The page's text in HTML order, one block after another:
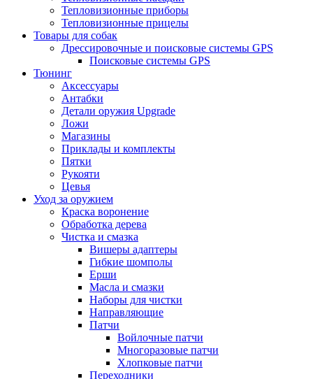
Тепловизионные приборы
Тепловизионные прицелы
Товары для собак
Дрессировочные и поисковые системы GPS
Поисковые системы GPS
Тюнинг
Аксессуары
Антабки
Детали оружия Upgrade
Ложи
Магазины
Приклады и комплекты
Пятки
Рукояти
Цевья
Уход за оружием
Краска воронение
Обработка дерева
Чистка и смазка
Вишеры адаптеры
Гибкие шомполы
Ерши
Масла и смазки
Наборы для чистки
Направляющие
Патчи
Войлочные патчи
Многоразовые патчи
Хлопковые патчи
Переходники